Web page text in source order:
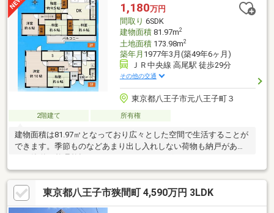
1,180万円
間取り 6SDK
建物面積81.97m2
土地面積173.98m2
築年月 1977年3月(築49年6ヶ月)
ＪＲ中央線 高尾駅 徒歩29分
その他の交通
東京都八王子市元八王子町３
2階建て 所有権
建物面積は81.97㎡となっており広々とした空間で生活することが
できます。季節ものなどあまり出し入れしない荷物も納戸がある
で、お花や野菜を育てることができます。高台に立地しておりま
すので、台風などの被害も小さく抑えられます。今回ご紹介して
いるこちらの物件は南向きです。閑静な住宅地にある物件です。
中古の戸建て物件は便利な価格が魅力の1つです。
東京都八王子市狭間町 4,590万円 3LDK